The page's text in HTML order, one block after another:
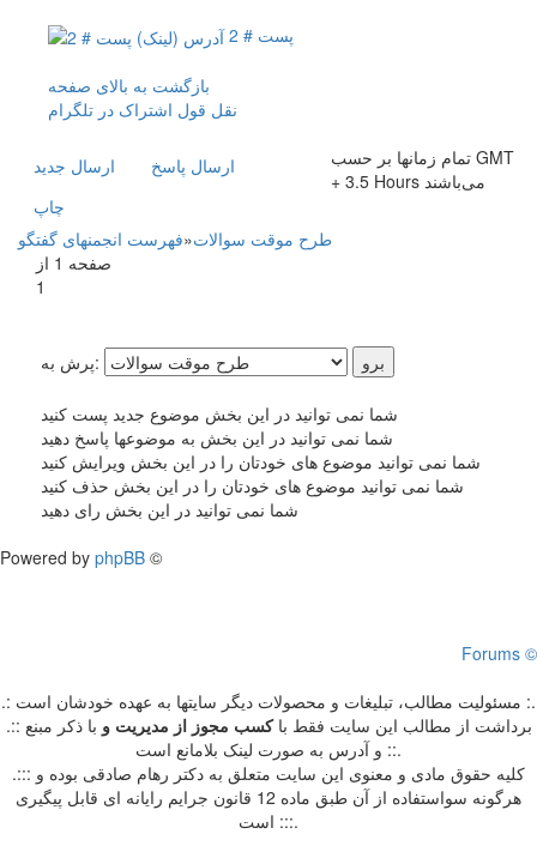
پست # 2
بازگشت به بالای صفحه
نقل قول اشتراک در تلگرام
ارسال جديد
ارسال پاسخ
چاپ
تمام زمانها بر حسب GMT
+ 3.5 Hours می‌باشند
فهرست انجمنهای گفتگو»طرح موقت سوالات
صفحه 1 از
1
پرش به:
شما نمی توانید در این بخش موضوع جدید پست کنید
شما نمی توانید در این بخش به موضوعها پاسخ دهید
شما نمی توانید موضوع های خودتان را در این بخش ویرایش کنید
شما نمی توانید موضوع های خودتان را در این بخش حذف کنید
شما نمی توانید در این بخش رای دهید
Powered by phpBB ©
Forums ©
.: مسئوليت مطالب، تبليغات و محصولات ديگر سايتها به عهده خودشان است :.
.:: برداشت از مطالب اين سايت فقط باکسب مجوز از مدیریت و با ذکر مبنع
و آدرس به صورت لینک بلامانع است ::.
.::: کلیه حقوق مادی و معنوی این سایت متعلق به دکتر رهام صادقی بوده و
هرگونه سواستفاده از آن طبق ماده 12 قانون جرایم رایانه ای قابل پیگیری
است :::.